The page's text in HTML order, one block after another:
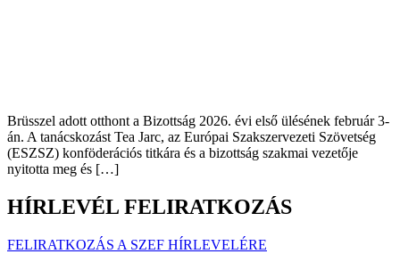
Brüsszel adott otthont a Bizottság 2026. évi első ülésének február 3-
án. A tanácskozást Tea Jarc, az Európai Szakszervezeti Szövetség
(ESZSZ) konföderációs titkára és a bizottság szakmai vezetője
nyitotta meg és […]
HÍRLEVÉL FELIRATKOZÁS
FELIRATKOZÁS A SZEF HÍRLEVELÉRE